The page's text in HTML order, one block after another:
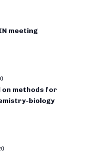
meeting
on methods for
biology